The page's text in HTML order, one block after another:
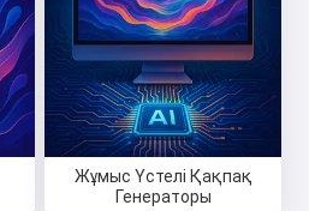
Жұмыс Үстелі Қақпақ
Генераторы